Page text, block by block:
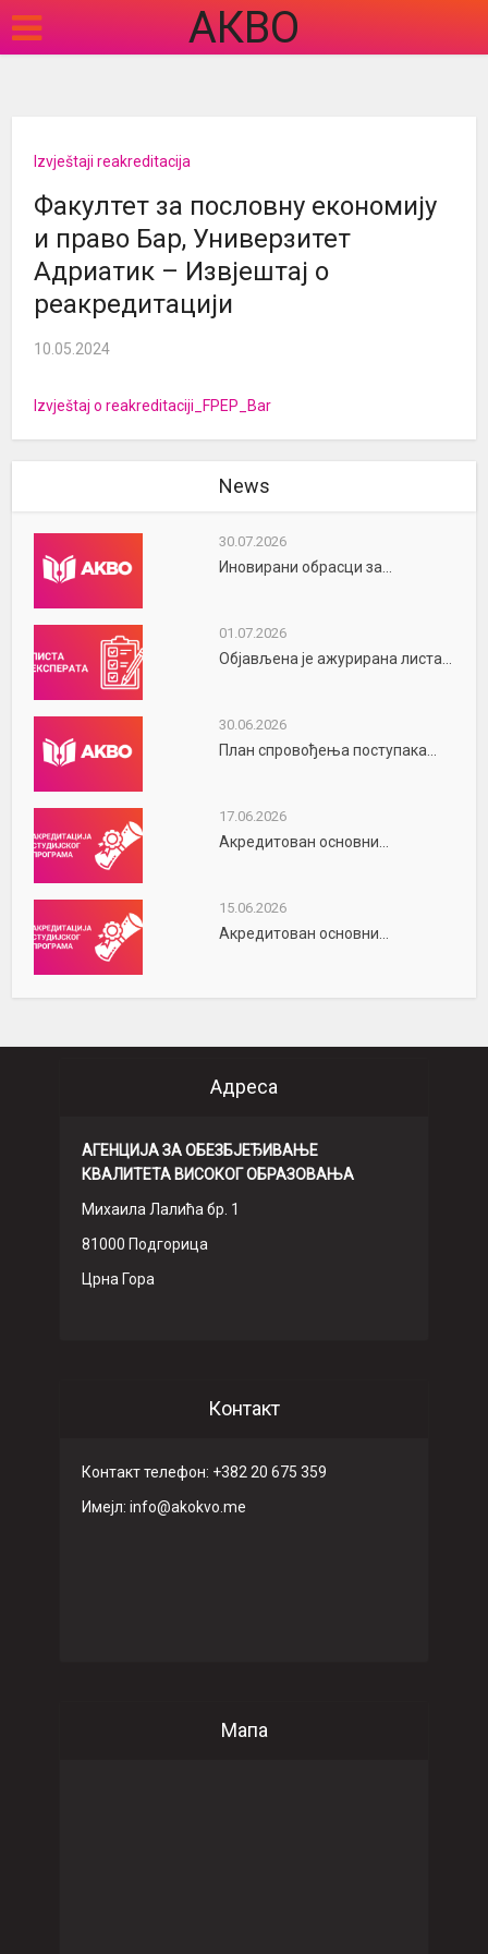
АКВО
Izvještaji reakreditacija
Факултет за пословну економију
и право Бар, Универзитет
Адриатик – Извјештај о
реакредитацији
10.05.2024
Izvještaj o reakreditaciji_FPEP_Bar
News
30.07.2026
Иновирани обрасци за...
01.07.2026
Објављена је ажурирана листа...
30.06.2026
План спровођења поступака...
17.06.2026
Акредитован основни...
15.06.2026
Акредитован основни...
Адреса
АГЕНЦИЈА ЗА ОБЕЗБЈЕЂИВАЊЕ
КВАЛИТЕТА ВИСОКОГ ОБРАЗОВАЊА
Михаила Лалића бр. 1
81000 Подгорица
Црна Гора
Контакт
Контакт телефон: +382 20 675 359
Имeјл: info@akokvo.me
Мапа